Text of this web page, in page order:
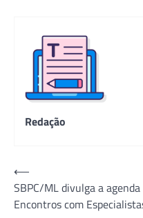
Redação
Navegação
de
⟵
SBPC/ML divulga a agenda
Encontros com